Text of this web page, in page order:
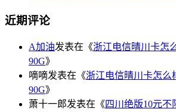
近期评论
A加油发表在《浙江电信晴川卡怎
90G》
嘀嘀发表在《浙江电信晴川卡怎么
90G》
萧十一郎发表在《四川绝版10元不